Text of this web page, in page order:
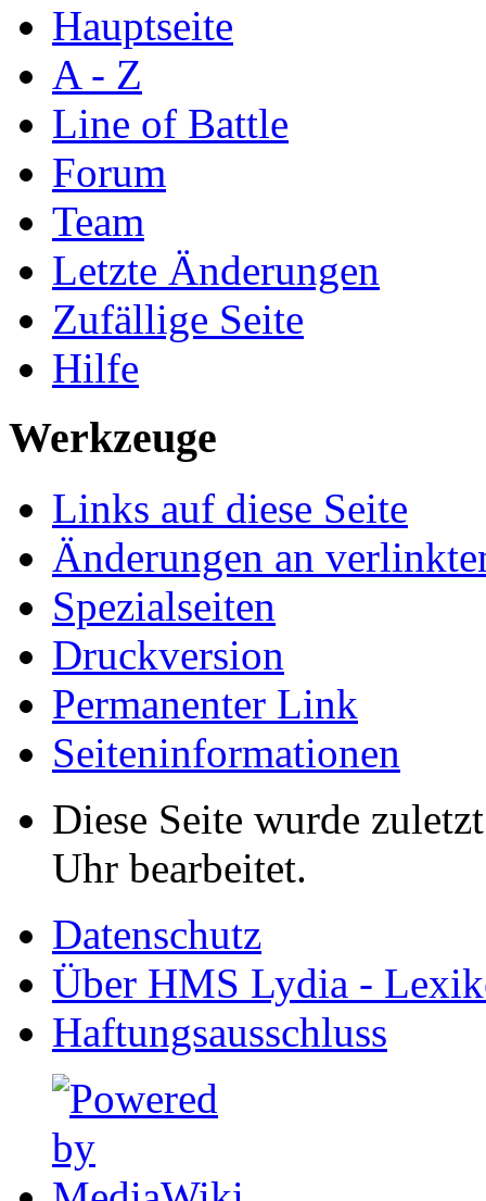
Hauptseite
A - Z
Line of Battle
Forum
Team
Letzte Änderungen
Zufällige Seite
Hilfe
Werkzeuge
Links auf diese Seite
Änderungen an
Spezialseiten
Druckversion
Permanenter Link
Seiten­informationen
Diese Seite wurde
Uhr bearbeitet.
Datenschutz
Über HMS Lydia -
Haftungsausschluss